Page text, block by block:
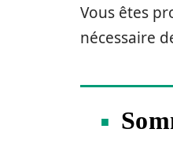
Vous êtes
nécessaire